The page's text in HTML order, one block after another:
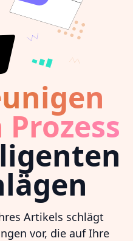
Artikels schlägt
vor, die auf Ihre